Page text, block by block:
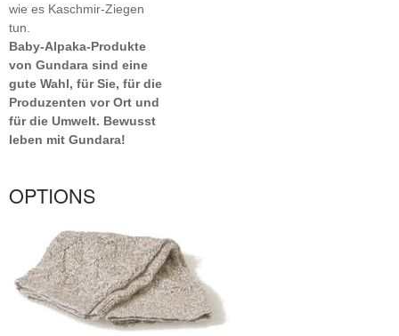
wie es Kaschmir-Ziegen
tun.
Baby-Alpaka-Produkte
von Gundara sind eine
gute Wahl, für Sie, für die
Produzenten vor Ort und
für die Umwelt. Bewusst
leben mit Gundara!
OPTIONS